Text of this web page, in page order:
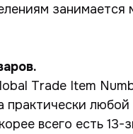
Trade Item
практически
всего есть